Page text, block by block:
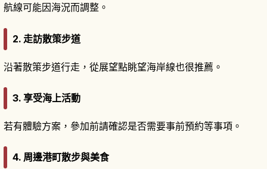
航線可能因海況而調整。
2. 走訪散策步道
沿著散策步道行走，從展望點眺望海岸線也很推薦。
3. 享受海上活動
若有體驗方案，參加前請確認是否需要事前預約等事項。
4. 周邊港町散步與美食